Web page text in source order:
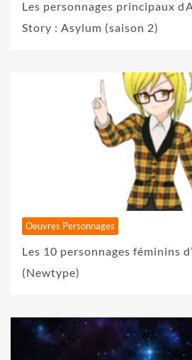
Les personnages principaux
Story : Asylum (saison 2)
Oeuvres Personnages
Les 10 personnages féminins
(Newtype)